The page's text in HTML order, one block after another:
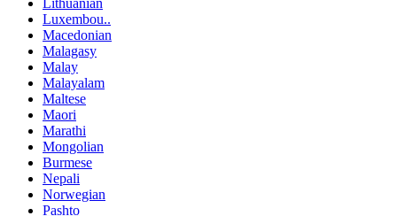
Lithuanian
Luxembou..
Macedonian
Malagasy
Malay
Malayalam
Maltese
Maori
Marathi
Mongolian
Burmese
Nepali
Norwegian
Pashto